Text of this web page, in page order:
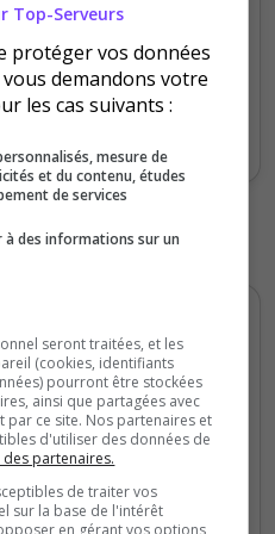
Lundi Mardi Jeudi
Top-Serveurs
protéger vos données
demandons votre
les cas suivants :
mesure de
et du contenu, études
de services
des informations sur un
seront traitées, et les
(cookies, identifiants
pourront être stockées
ainsi que partagées avec
par ce site. Nos partenaires et
d'utiliser des données de
des partenaires.
de traiter vos
sur la base de l'intérêt
en gérant vos options